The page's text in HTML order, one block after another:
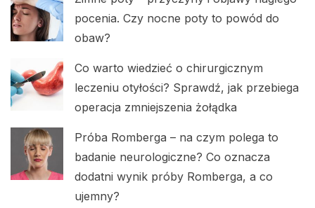
pocenia. Czy nocne poty to powód do
obaw?
Co warto wiedzieć o chirurgicznym
leczeniu otyłości? Sprawdź, jak przebiega
operacja zmniejszenia żołądka
Próba Romberga – na czym polega to
badanie neurologiczne? Co oznacza
dodatni wynik próby Romberga, a co
ujemny?